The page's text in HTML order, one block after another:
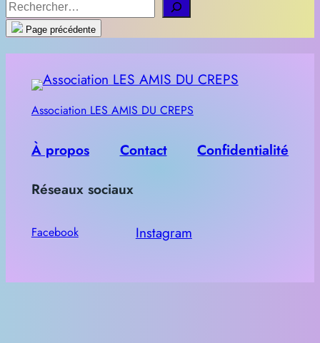
R
e
Page précédente
Association LES AMIS DU CREPS
À propos Contact
Confidentialité
Réseaux sociaux
Facebook Instagram